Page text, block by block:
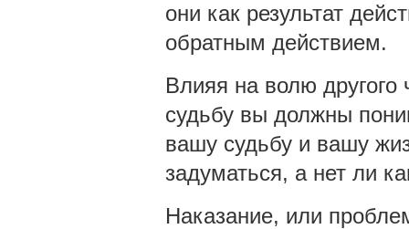
они как результат
обратным действием.
Влияя на волю другого
судьбу вы должны
вашу судьбу и вашу
задуматься, а нет ли
Наказание, или